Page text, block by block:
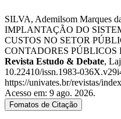
SILVA, Ademilsom Marques
IMPLANTAÇÃO DO
CUSTOS NO SETOR
CONTADORES
Revista Estudo & Debate,
10.22410/issn.1983-
https://univates.br/revistas/
Acesso em: 9 ago. 2026.
Fomatos de Citação